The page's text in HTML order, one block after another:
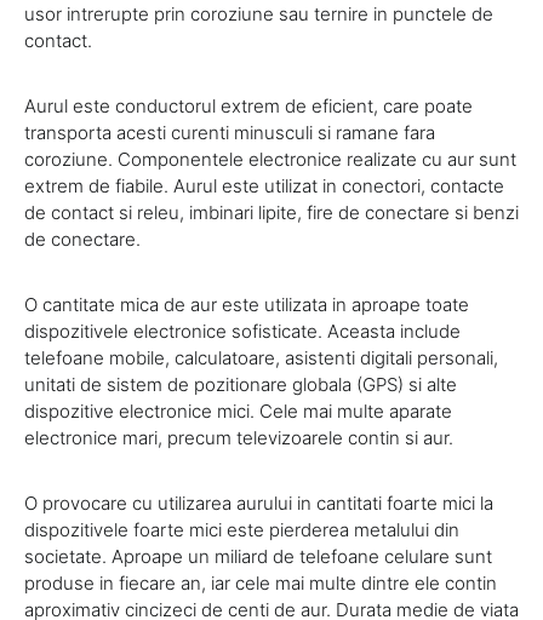
usor intrerupte prin coroziune sau ternire in punctele de
contact.
Aurul este conductorul extrem de eficient, care poate
transporta acesti curenti minusculi si ramane fara
coroziune. Componentele electronice realizate cu aur sunt
extrem de fiabile. Aurul este utilizat in conectori, contacte
de contact si releu, imbinari lipite, fire de conectare si benzi
de conectare.
O cantitate mica de aur este utilizata in aproape toate
dispozitivele electronice sofisticate. Aceasta include
telefoane mobile, calculatoare, asistenti digitali personali,
unitati de sistem de pozitionare globala (GPS) si alte
dispozitive electronice mici. Cele mai multe aparate
electronice mari, precum televizoarele contin si aur.
O provocare cu utilizarea aurului in cantitati foarte mici la
dispozitivele foarte mici este pierderea metalului din
societate. Aproape un miliard de telefoane celulare sunt
produse in fiecare an, iar cele mai multe dintre ele contin
aproximativ cincizeci de centi de aur. Durata medie de viata